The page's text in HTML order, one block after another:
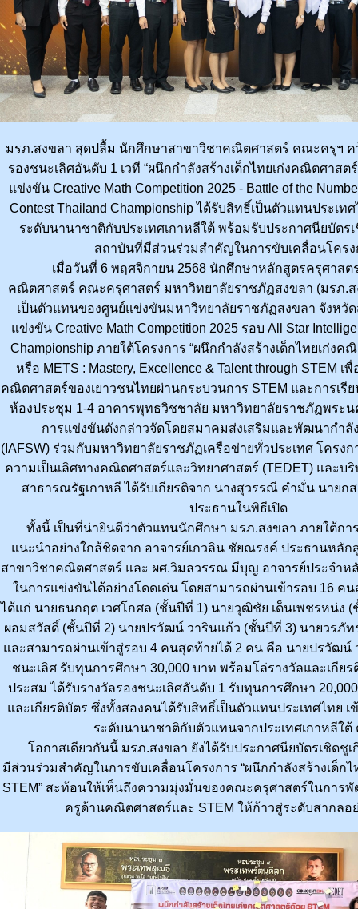
มรภ.สงขลา สุดปลื้ม นักศึกษาสาขาวิชาคณิตศาสตร์ คณะครุฯ ค
รองชนะเลิศอันดับ 1 เวที “ผนึกกำลังสร้างเด็กไทยเก่งคณิตศาสต
แข่งขัน Creative Math Competition 2025 - Battle of the
Contest Thailand Championship ได้รับสิทธิ์เป็นตัวแทนประเท
ระดับนานาชาติกับประเทศเกาหลีใต้ พร้อมรับประกาศนียบัตร
สถาบันที่มีส่วนร่วมสำคัญในการขับเคลื่อนโครง
เมื่อวันที่ 6 พฤศจิกายน 2568 นักศึกษาหลักสูตรครุศาสต
คณิตศาสตร์ คณะครุศาสตร์ มหาวิทยาลัยราชภัฏสงขลา (มรภ.ส
เป็นตัวแทนของศูนย์แข่งขันมหาวิทยาลัยราชภัฏสงขลา จังหวัด
แข่งขัน Creative Math Competition 2025 รอบ All Star
Championship ภายใต้โครงการ “ผนึกกำลังสร้างเด็กไทยเก่งค
หรือ METS : Mastery, Excellence & Talent through STEM เ
คณิตศาสตร์ของเยาวชนไทยผ่านกระบวนการ STEM และการเรีย
ห้องประชุม 1-4 อาคารพุทธวิชชาลัย มหาวิทยาลัยราชภัฏพระ
การแข่งขันดังกล่าวจัดโดยสมาคมส่งเสริมและพัฒนากำลัง
(IAFSW) ร่วมกับมหาวิทยาลัยราชภัฏเครือข่ายทั่วประเทศ โครง
ความเป็นเลิศทางคณิตศาสตร์และวิทยาศาสตร์ (TEDET) และบริ
สาธารณรัฐเกาหลี ได้รับเกียรติจาก นางสุวรรณี คํามั่น นายก
ประธานในพิธีเปิด
ทั้งนี้ เป็นที่น่ายินดีว่าตัวแทนนักศึกษา มรภ.สงขลา ภายใต้กา
แนะนำอย่างใกล้ชิดจาก อาจารย์เกวลิน ชัยณรงค์ ประธานหลั
สาขาวิชาคณิตศาสตร์ และ ผศ.วิมลวรรณ มีบุญ อาจารย์ประจำห
ในการแข่งขันได้อย่างโดดเด่น โดยสามารถผ่านเข้ารอบ 16 ค
ได้แก่ นายธนกฤต เวศโกศล (ชั้นปีที่ 1) นายวุฒิชัย เด็นเพชรหน่ง
ผอมสวัสดิ์ (ชั้นปีที่ 2) นายปรวัฒน์ วารินแก้ว (ชั้นปีที่ 3) นายวรภั
และสามารถผ่านเข้าสู่รอบ 4 คนสุดท้ายได้ 2 คน คือ นายปรวัฒน์
ชนะเลิศ รับทุนการศึกษา 30,000 บาท พร้อมโล่รางวัลและเกีย
ประสม ได้รับรางวัลรองชนะเลิศอันดับ 1 รับทุนการศึกษา
และเกียรติบัตร ซึ่งทั้งสองคนได้รับสิทธิ์เป็นตัวแทนประเทศไทย เ
ระดับนานาชาติกับตัวแทนจากประเทศเกาหลีใต้
โอกาสเดียวกันนี้ มรภ.สงขลา ยังได้รับประกาศนียบัตรเชิดชูเ
มีส่วนร่วมสำคัญในการขับเคลื่อนโครงการ “ผนึกกำลังสร้างเด็ก
STEM” สะท้อนให้เห็นถึงความมุ่งมั่นของคณะครุศาสตร์ในการ
ครูด้านคณิตศาสตร์และ STEM ให้ก้าวสู่ระดับสากลอ